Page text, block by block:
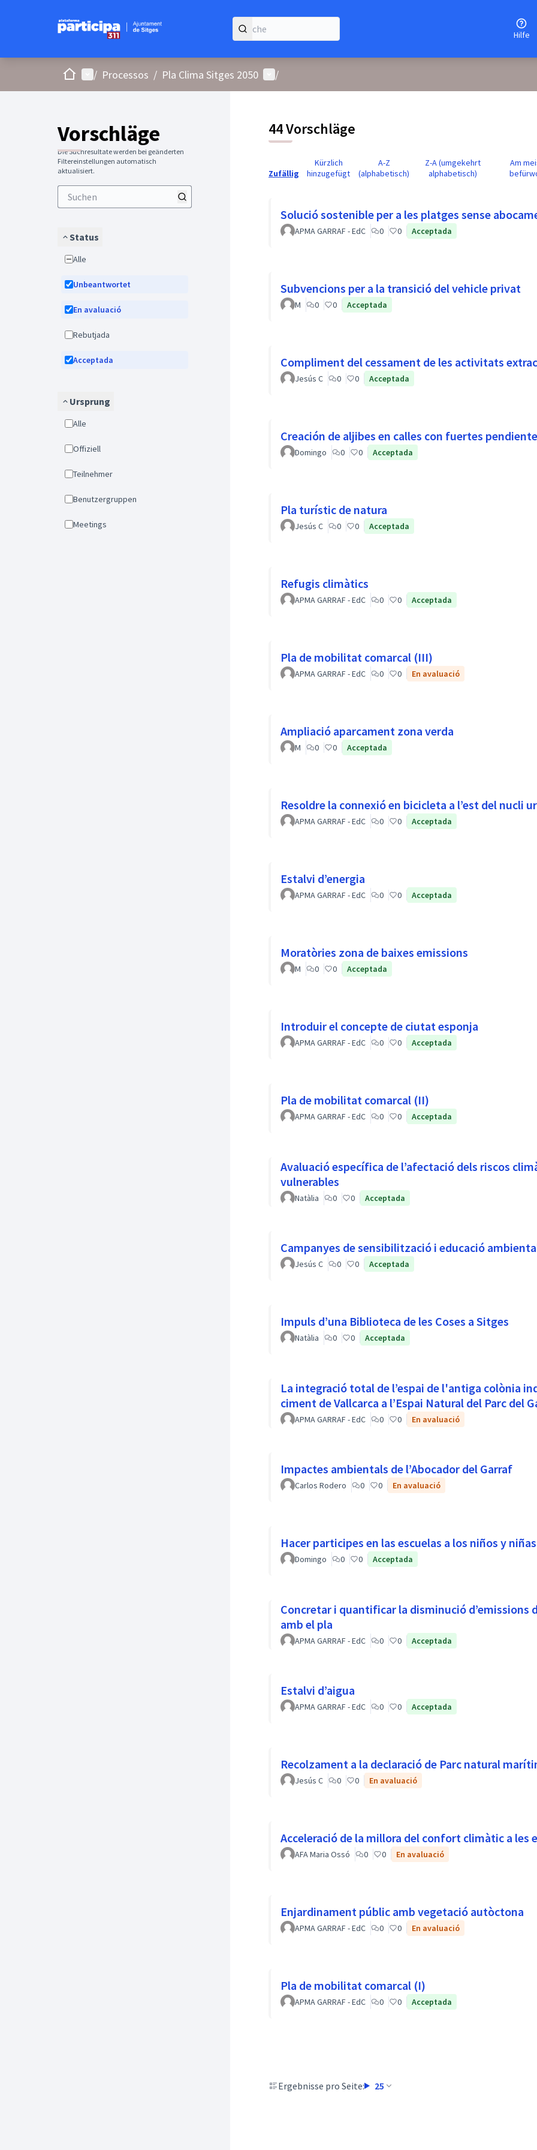
Hilfe
StartHauptmenü
/ Processos / Pla Clima Sitges 2050 Benutzer-Menü
/
Vorschläge
Die Suchresultate werden bei geänderten
Filtereinstellungen automatisch
aktualisiert.
Status
Alle
Unbeantwortet
En avaluació
Rebutjada
Acceptada
Ursprung
Alle
Offiziell
Teilnehmer
Benutzergruppen
Meetings
44 Vorschläge
Zufällig
Kürzlich
hinzugefügt
A-Z
(alphabetisch)
Z-A (umgekehrt
alphabetisch)
Am
Solució sostenible per a les platges sense
APMA GARRAF - EdC 0 0 Acceptada
Subvencions per a la transició del vehicle privat
M 0 0 Acceptada
Compliment del cessament de les activitats
Jesús C 0 0 Acceptada
Creación de aljibes en calles con fuertes
Domingo 0 0 Acceptada
Pla turístic de natura
Jesús C 0 0 Acceptada
Refugis climàtics
APMA GARRAF - EdC 0 0 Acceptada
Pla de mobilitat comarcal (III)
APMA GARRAF - EdC 0 0 En avaluació
Ampliació aparcament zona verda
M 0 0 Acceptada
Resoldre la connexió en bicicleta a l’est del nucli
APMA GARRAF - EdC 0 0 Acceptada
Estalvi d’energia
APMA GARRAF - EdC 0 0 Acceptada
Moratòries zona de baixes emissions
M 0 0 Acceptada
Introduir el concepte de ciutat esponja
APMA GARRAF - EdC 0 0 Acceptada
Pla de mobilitat comarcal (II)
APMA GARRAF - EdC 0 0 Acceptada
Avaluació específica de l’afectació dels riscos
vulnerables
Natàlia 0 0 Acceptada
Campanyes de sensibilització i educació
Jesús C 0 0 Acceptada
Impuls d’una Biblioteca de les Coses a Sitges
Natàlia 0 0 Acceptada
La integració total de l’espai de l'antiga colònia
ciment de Vallcarca a l’Espai Natural del Parc del
APMA GARRAF - EdC 0 0 En avaluació
Impactes ambientals de l’Abocador del Garraf
Carlos Rodero 0 0 En avaluació
Hacer participes en las escuelas a los niños y
Domingo 0 0 Acceptada
Concretar i quantificar la disminució d’emissions
amb el pla
APMA GARRAF - EdC 0 0 Acceptada
Estalvi d’aigua
APMA GARRAF - EdC 0 0 Acceptada
Recolzament a la declaració de Parc natural
Jesús C 0 0 En avaluació
Acceleració de la millora del confort climàtic a les
AFA Maria Ossó 0 0 En avaluació
Enjardinament públic amb vegetació autòctona
APMA GARRAF - EdC 0 0 En avaluació
Pla de mobilitat comarcal (I)
APMA GARRAF - EdC 0 0 Acceptada
Ergebnisse pro Seite: 25